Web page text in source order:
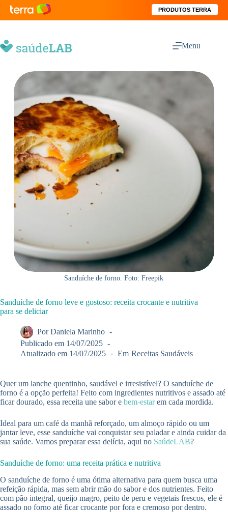
PRODUTOS TERRA
Menu
Sanduíche de forno. Foto: Freepik
Sanduíche de forno leve e gostoso: receita crocante e nutritiva
para se deliciar
Por Daniela Marinho
Publicado em 14/07/2025
Atualizado em 14/07/2025 Em Receitas Saudáveis
Quer um lanche quentinho, saudável e irresistível? O sanduíche de
forno é a opção perfeita! Feito com ingredientes nutritivos e assado até
ficar dourado, essa receita une sabor e bem-estarem cada mordida.
Ideal para um café da manhã reforçado, um almoço rápido ou um
jantar leve, esse sanduíche vai conquistar seu paladar e ainda cuidar da
sua saúde. Vamos preparar essa delícia, aqui no SaúdeLAB?
Sanduíche de forno: uma receita prática e nutritiva
O sanduíche de forno é uma ótima alternativa para quem busca uma
refeição rápida, mas sem abrir mão do sabor e dos nutrientes. Feito
com pão integral, queijo magro, peito de peru e vegetais frescos, ele é
assado no forno até ficar crocante por fora e cremoso por dentro.